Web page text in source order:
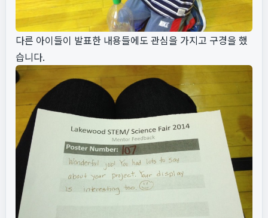
다른 아이들이 발표한 내용들에도 관심을 가지고 구경을 했
습니다.